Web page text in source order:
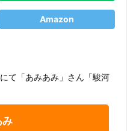
Amazon
にて「あみあみ」さん「駿河
み